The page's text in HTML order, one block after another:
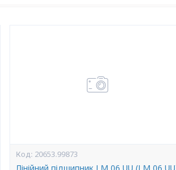
20653.99873